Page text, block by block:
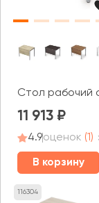
Стол рабочий
11 913
4.9оценок (1)
В корзину
116304